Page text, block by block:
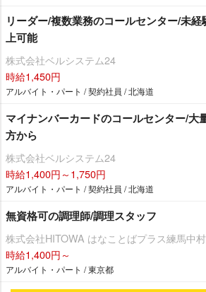
リーダー/複数業務のコールセンター/未
上可能
株式会社ベルシステム24
時給1,450円
アルバイト・パート / 契約社員 / 北海道
マイナンバーカードのコールセンター/大
方から
株式会社ベルシステム24
時給1,400円～1,750円
アルバイト・パート / 契約社員 / 北海道
無資格可の調理師/調理スタッフ
株式会社HITOWA はなことばプラス練馬中
時給1,400円～
アルバイト・パート / 東京都